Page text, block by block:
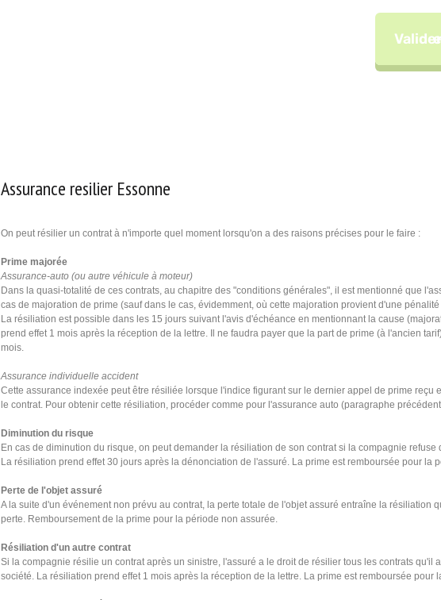
Assurance resilier Essonne
On peut résilier un contrat à n'importe quel moment lorsqu'on a des raisons précises pour le faire :
Prime majorée
Assurance-auto (ou autre véhicule à moteur)
Dans la quasi-totalité de ces contrats, au chapitre des "conditions générales", il est mentionné que
cas de majoration de prime (sauf dans le cas, évidemment, où cette majoration provient d'une pénalité
La résiliation est possible dans les 15 jours suivant l'avis d'échéance en mentionnant la cause
prend effet 1 mois après la réception de la lettre. Il ne faudra payer que la part de prime (à l'ancien
mois.
Assurance individuelle accident
Cette assurance indexée peut être résiliée lorsque l'indice figurant sur le dernier appel de prime reçu
le contrat. Pour obtenir cette résiliation, procéder comme pour l'assurance auto (paragraphe
Diminution du risque
En cas de diminution du risque, on peut demander la résiliation de son contrat si la compagnie refuse
La résiliation prend effet 30 jours après la dénonciation de l'assuré. La prime est remboursée pour la
Perte de l'objet assuré
A la suite d'un événement non prévu au contrat, la perte totale de l'objet assuré entraîne la résiliation
perte. Remboursement de la prime pour la période non assurée.
Résiliation d'un autre contrat
Si la compagnie résilie un contrat après un sinistre, l'assuré a le droit de résilier tous les contrats qu'il
société . La résiliation prend effet 1 mois après la réception de la lettre. La prime est remboursée pour